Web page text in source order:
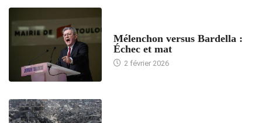
Mélenchon versus Bardella :
Échec et mat
2 février 2026